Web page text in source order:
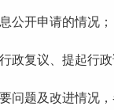
开申请的情况；
复议、提起行政
题及改进情况，